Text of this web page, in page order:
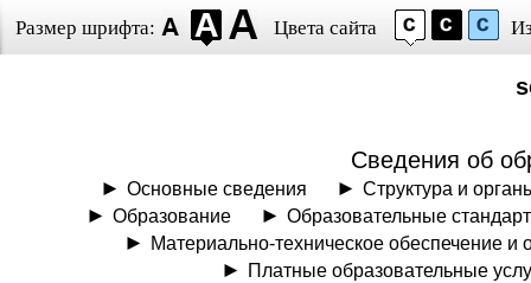
Размер шрифта: Цвета сайта
Сведения об
Основные сведения
Структура и
Образование
Образовательные
Материально-техническое обеспечение и
Платные образовательные